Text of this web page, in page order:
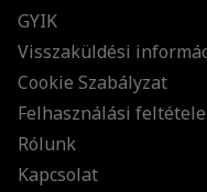
GYIK
Visszaküldési
Cookie Szabályzat
Felhasználási
Rólunk
Kapcsolat